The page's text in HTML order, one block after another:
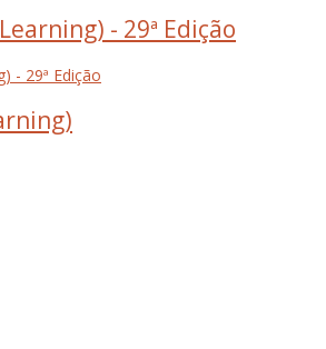
- 29ª Edição